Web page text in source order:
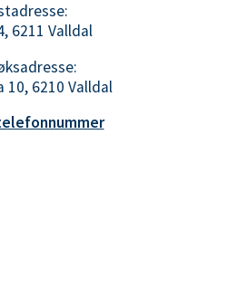
6211 Valldal
10, 6210 Valldal